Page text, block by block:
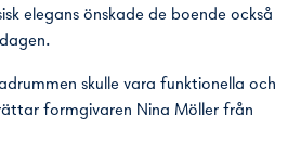
elegans önskade de boende också
skulle vara funktionella och
formgivaren Nina Möller från